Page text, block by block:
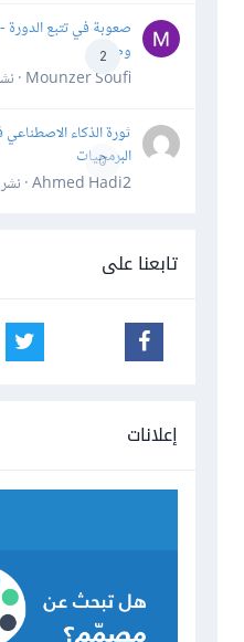
2
صعوبة في تتبع
وصلت؟
Mounzer Soufi · نشر
0
ثورة الذكاء
البرمجيات
Ahmed Hadi2 · نشر
تابعنا على
إعلانات